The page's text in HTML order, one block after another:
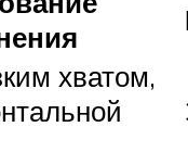
хватом,